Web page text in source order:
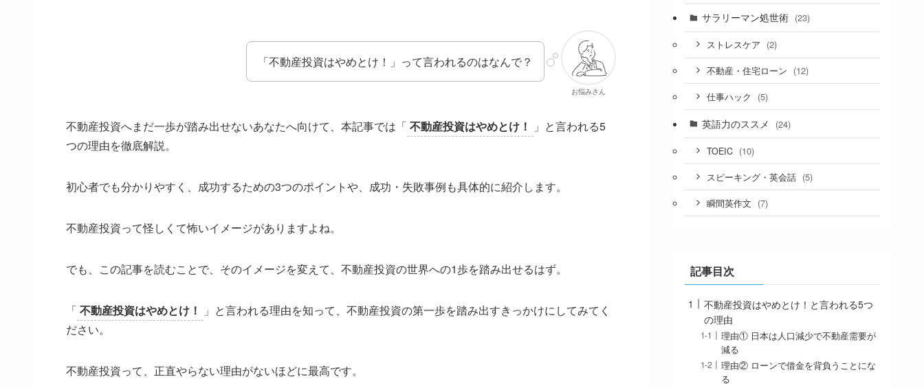
お悩みさん
「不動産投資はやめとけ！」って言われるのはなんで？
不動産投資へまだ一歩が踏み出せないあなたへ向けて、本記事では「 不動産投資はやめとけ！
」と言われる5
つの理由を徹底解説。
初心者でも分かりやすく、成功するための3つのポイントや、成功・失敗事例も具体的に紹介します。
不動産投資って怪しくて怖いイメージがありますよね。
でも、この記事を読むことで、そのイメージを変えて、不動産投資の世界への1歩を踏み出せるはず。
「 不動産投資はやめとけ！
」と言われる理由を知って、不動産投資の第一歩を踏み出すきっかけにしてみてく
ださい。
不動産投資って、正直やらない理由がないほどに最高です。
サラリーマン処世術 (23)
ストレスケア (2)
不動産・住宅ローン (12)
仕事ハック (5)
英語力のススメ (24)
TOEIC (10)
スピーキング・英会話 (5)
瞬間英作文 (7)
記事目次
不動産投資はやめとけ！と言われる5つ
の理由
理由① 日本は人口減少で不動産需要が
減る
理由② ローンで借金を背負うことにな
る